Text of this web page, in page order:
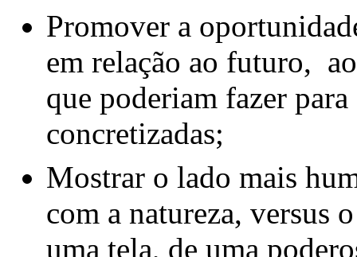
Promover a
em relação ao futuro,
que poderiam fazer para
concretizadas;
Mostrar o lado mais
com a natureza, versus
uma tela, de uma